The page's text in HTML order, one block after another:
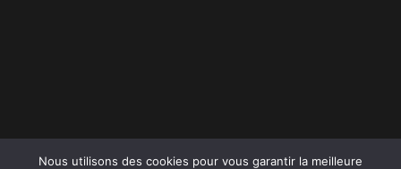
Nous utilisons des cookies pour vous garantir la meilleure